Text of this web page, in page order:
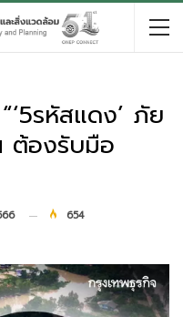
รหัสแดง’ ภัย
ต้องรับมือ
654